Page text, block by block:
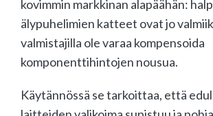
kovimmin markkinan alapäähän:
älypuhelimien katteet ovat jo
valmistajilla ole varaa kompensoida
komponenttihintojen nousua.
Käytännössä se tarkoittaa, että